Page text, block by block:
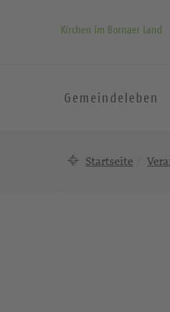
Kirchen im Bornaer Land
Gemeindeleben
Startseite